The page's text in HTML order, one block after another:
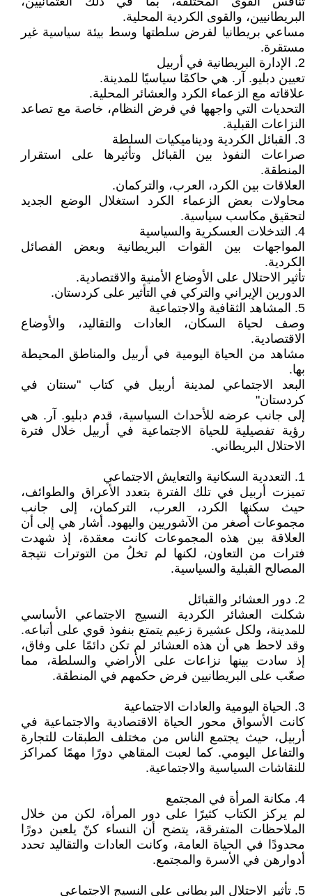
البريطانيين، والقوى الكردية المحلية.
مساعي بريطانيا لفرض سلطتها وسط بيئة سياسية غير
مستقرة.
2. الإدارة البريطانية في أربيل
تعيين دبليو. آر. هي حاكمًا سياسيًا للمدينة.
علاقاته مع الزعماء الكرد والعشائر المحلية.
التحديات التي واجهها في فرض النظام، خاصة مع تصاعد
النزاعات القبلية.
3. القبائل الكردية وديناميكيات السلطة
صراعات النفوذ بين القبائل وتأثيرها على استقرار
المنطقة.
العلاقات بين الكرد، العرب، والتركمان.
محاولات بعض الزعماء الكرد استغلال الوضع الجديد
لتحقيق مكاسب سياسية.
4. التدخلات العسكرية والسياسية
المواجهات بين القوات البريطانية وبعض الفصائل
الكردية.
تأثير الاحتلال على الأوضاع الأمنية والاقتصادية.
الدورين الإيراني والتركي في التأثير على كردستان.
5. المشاهد الثقافية والاجتماعية
وصف لحياة السكان، العادات والتقاليد، والأوضاع
الاقتصادية.
مشاهد من الحياة اليومية في أربيل والمناطق المحيطة
بها.
البعد الاجتماعي لمدينة أربيل في كتاب "سنتان في
كردستان"
إلى جانب عرضه للأحداث السياسية، قدم دبليو. آر. هي
رؤية تفصيلية للحياة الاجتماعية في أربيل خلال فترة
الاحتلال البريطاني.
1. التعددية السكانية والتعايش الاجتماعي
تميزت أربيل في تلك الفترة بتعدد الأعراق والطوائف،
حيث سكنها الكرد، العرب، التركمان، إلى جانب
مجموعات أصغر من الآشوريين واليهود. أشار هي إلى أن
العلاقة بين هذه المجموعات كانت معقدة، إذ شهدت
فترات من التعاون، لكنها لم تخلُ من التوترات نتيجة
المصالح القبلية والسياسية.
2. دور العشائر والقبائل
شكلت العشائر الكردية النسيج الاجتماعي الأساسي
للمدينة، ولكل عشيرة زعيم يتمتع بنفوذ قوي على أتباعه.
وقد لاحظ هي أن هذه العشائر لم تكن دائمًا على وفاق،
إذ سادت بينها نزاعات على الأراضي والسلطة، مما
صعّب على البريطانيين فرض حكمهم في المنطقة.
3. الحياة اليومية والعادات الاجتماعية
كانت الأسواق محور الحياة الاقتصادية والاجتماعية في
أربيل، حيث يجتمع الناس من مختلف الطبقات للتجارة
والتفاعل اليومي. كما لعبت المقاهي دورًا مهمًا كمراكز
للنقاشات السياسية والاجتماعية.
4. مكانة المرأة في المجتمع
لم يركز الكتاب كثيرًا على دور المرأة، لكن من خلال
الملاحظات المتفرقة، يتضح أن النساء كنّ يلعبن دورًا
محدودًا في الحياة العامة، وكانت العادات والتقاليد تحدد
أدوارهن في الأسرة والمجتمع.
5. تأثير الاحتلال البريطاني على النسيج الاجتماعي